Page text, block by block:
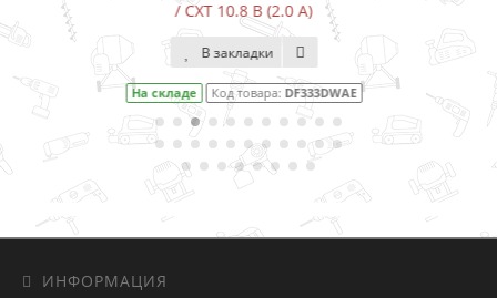
В закладки
На складе Код товара: DF001DW
ИНФОРМАЦИЯ